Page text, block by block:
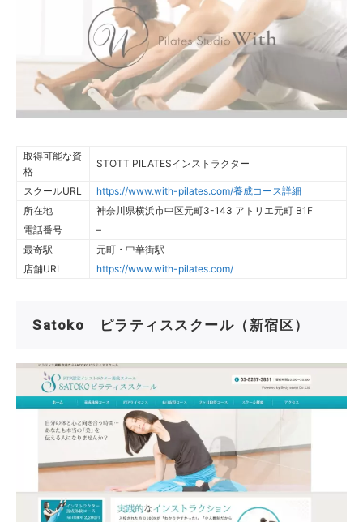
取得可能な資
格
STOTT PILATESインストラクター
スクールURL
https://www.with-pilates.com/養成コース詳細
所在地
神奈川県横浜市中区元町3-143 アトリエ元町 B1F
電話番号
–
最寄駅
元町・中華街駅
店舗URL
https://www.with-pilates.com/
Satoko ピラティススクール（新宿区）